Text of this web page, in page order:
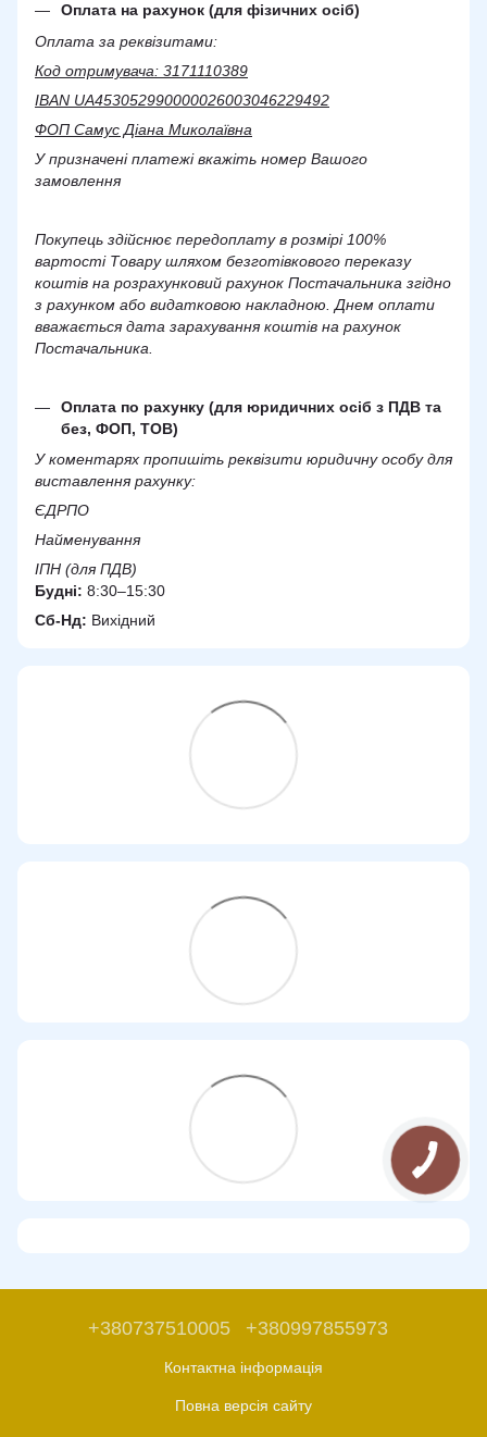
Оплата на рахунок (для фізичних осіб)
Оплата за реквізитами:
Код отримувача: 3171110389
IBAN UA453052990000026003046229492
ФОП Самус Діана Миколаївна
У призначені платежі вкажіть номер Вашого
замовлення
Покупець здійснює передоплату в розмірі 100%
вартості Товару шляхом безготівкового переказу
коштів на розрахунковий рахунок Постачальника згідно
з рахунком або видатковою накладною. Днем оплати
вважається дата зарахування коштів на рахунок
Постачальника.
Оплата по рахунку (для юридичних осіб з ПДВ та
без, ФОП, ТОВ)
У коментарях пропишіть реквізити юридичну особу для
виставлення рахунку:
ЄДРПО
Найменування
ІПН (для ПДВ)
Будні: 8:30–15:30
Сб-Нд: Вихідний
+380737510005 +380997855973
Контактна інформація
Повна версія сайту